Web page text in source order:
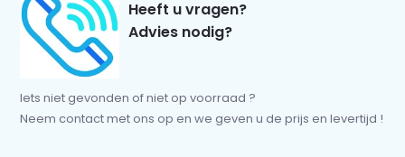
Heeft u vragen?
Advies nodig?
Iets niet gevonden of niet op voorraad ?
Neem contact met ons op en we geven u de prijs en levertijd !